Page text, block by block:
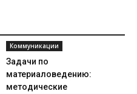
Коммуникации
Задачи по
материаловедению:
методические